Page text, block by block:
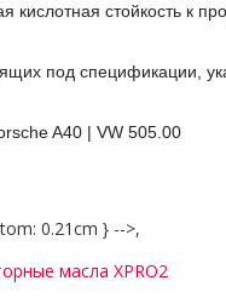
стойкость к
под спецификации,
A40 | VW 505.00
0.21cm } -->,
масла XPRO2